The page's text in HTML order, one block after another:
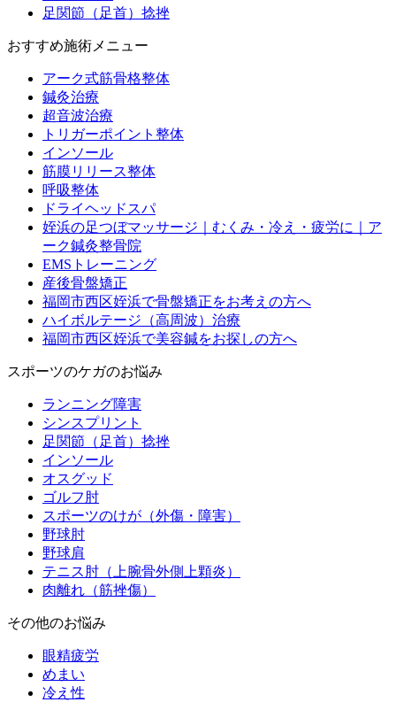
足関節（足首）捻挫
おすすめ施術メニュー
アーク式筋骨格整体
鍼灸治療
超音波治療
トリガーポイント整体
インソール
筋膜リリース整体
呼吸整体
ドライヘッドスパ
姪浜の足つぼマッサージ｜むくみ・冷え・疲労に｜ア
ーク鍼灸整骨院
EMSトレーニング
産後骨盤矯正
福岡市西区姪浜で骨盤矯正をお考えの方へ
ハイボルテージ（高周波）治療
福岡市西区姪浜で美容鍼をお探しの方へ
スポーツのケガのお悩み
ランニング障害
シンスプリント
足関節（足首）捻挫
インソール
オスグッド
ゴルフ肘
スポーツのけが（外傷・障害）
野球肘
野球肩
テニス肘（上腕骨外側上顆炎）
肉離れ（筋挫傷）
その他のお悩み
眼精疲労
めまい
冷え性